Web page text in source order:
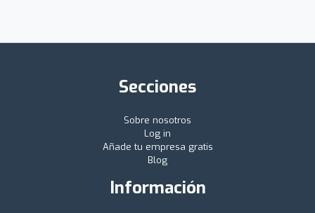
Secciones
Sobre nosotros
Log in
Añade tu empresa gratis
Blog
Información